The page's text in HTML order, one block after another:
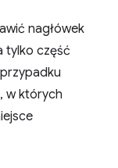
nagłówek
tylko część
w których